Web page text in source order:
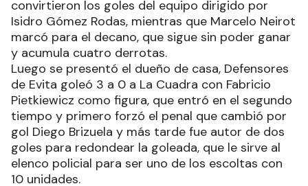
convirtieron los goles del equipo dirigido por
Isidro Gómez Rodas, mientras que Marcelo Neirot
marcó para el decano, que sigue sin poder ganar
y acumula cuatro derrotas.
Luego se presentó el dueño de casa, Defensores
de Evita goleó 3 a 0 a La Cuadra con Fabricio
Pietkiewicz como figura, que entró en el segundo
tiempo y primero forzó el penal que cambió por
gol Diego Brizuela y más tarde fue autor de dos
goles para redondear la goleada, que le sirve al
elenco policial para ser uno de los escoltas con
10 unidades.